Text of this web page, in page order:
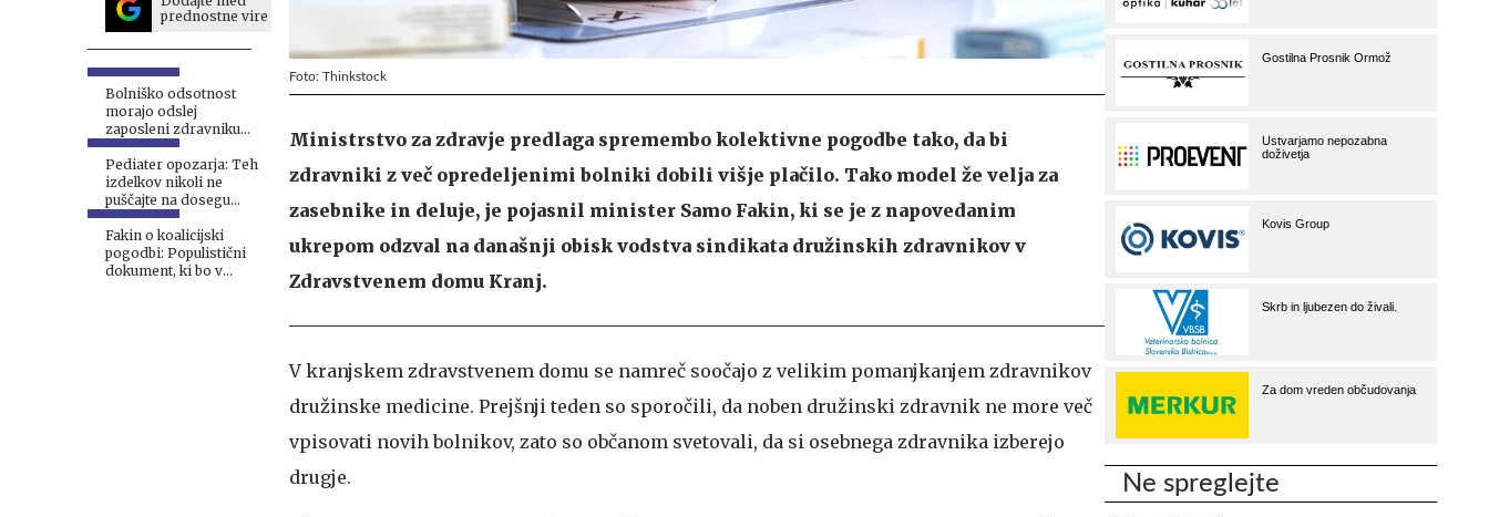
prednostne vire
Bolniško odsotnost
morajo odslej
zaposleni zdravniku
sporočiti isti dan
Pediater opozarja: Teh
izdelkov nikoli ne
puščajte na dosegu
otrok
Fakin o koalicijski
pogodbi: Populistični
dokument, ki bo v
Foto: Thinkstock
Ministrstvo za zdravje predlaga spremembo kolektivne pogodbe tako, da bi
zdravniki z več opredeljenimi bolniki dobili višje plačilo. Tako model že velja za
zasebnike in deluje, je pojasnil minister Samo Fakin, ki se je z napovedanim
ukrepom odzval na današnji obisk vodstva sindikata družinskih zdravnikov v
Zdravstvenem domu Kranj.
V kranjskem zdravstvenem domu se namreč soočajo z velikim pomanjkanjem zdravnikov
družinske medicine. Prejšnji teden so sporočili, da noben družinski zdravnik ne more več
vpisovati novih bolnikov, zato so občanom svetovali, da si osebnega zdravnika izberejo
drugje.
Ne spreglejte